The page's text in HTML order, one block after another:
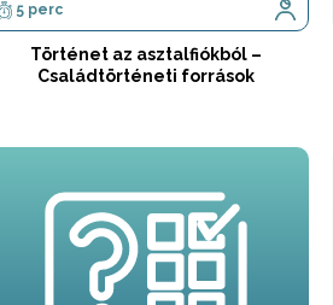
5 perc
Történet az asztalfiókból –
Családtörténeti források